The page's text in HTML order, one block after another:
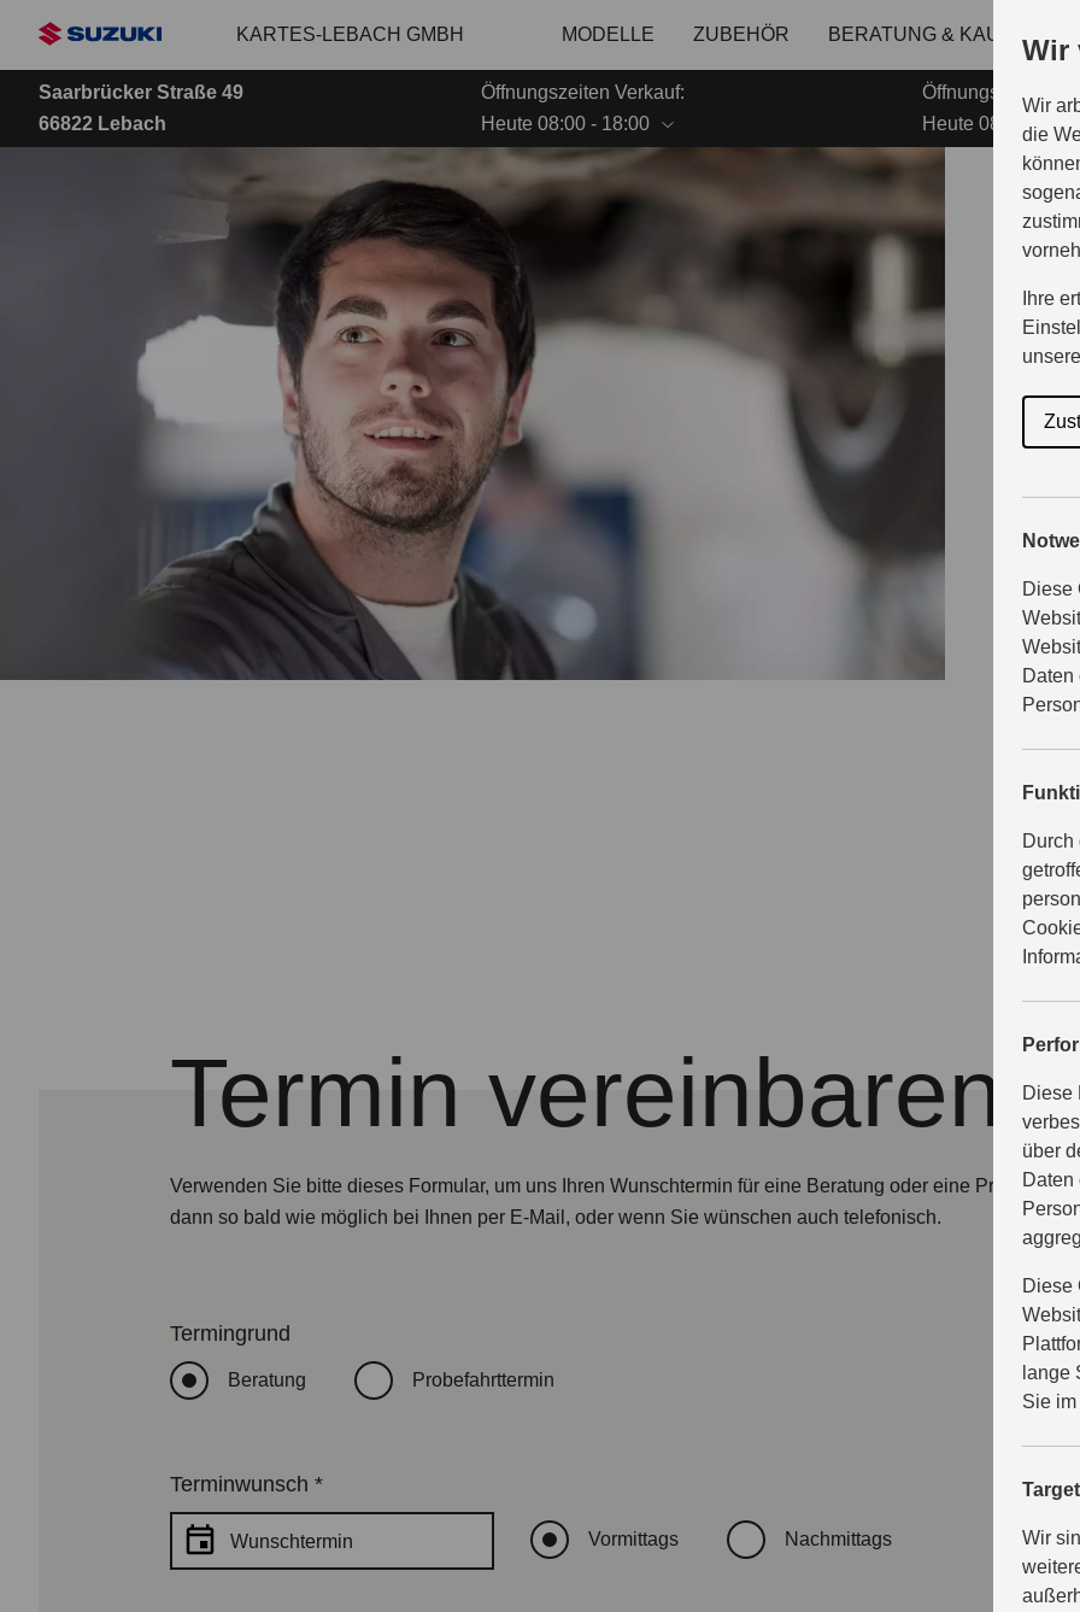
Wir
Wir
die
Ihre
Diese
Daten
Durch
Diese
über
Daten
Diese
lange
Sie
Wir
Hauptinhalt
KARTES-LEBACH GMBH MODELLE ZUBEHÖR BERATUNG & KAUF
Saarbrücker Straße 49
66822 Lebach
Öffnungszeiten Verkauf:
Heute 08:00 - 18:00
Öffnungszeiten
Heute 08:00 -
einfach
Termin vereinbaren
Verwenden Sie bitte dieses Formular, um uns Ihren Wunschtermin für eine Beratung oder eine Probefahrt
dann so bald wie möglich bei Ihnen per E-Mail, oder wenn Sie wünschen auch telefonisch.
Termingrund
Beratung Probefahrttermin
Terminwunsch*
Wunschtermin Vormittags Nachmittags